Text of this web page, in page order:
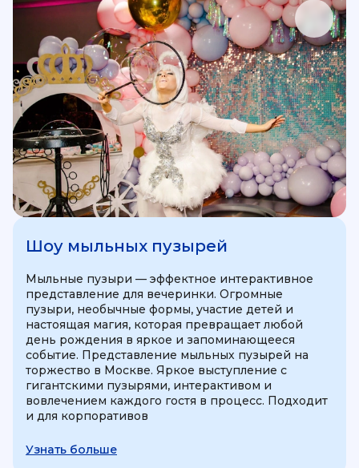
Шоу мыльных пузырей
Мыльные пузыри — эффектное интерактивное
представление для вечеринки. Огромные
пузыри, необычные формы, участие детей и
настоящая магия, которая превращает любой
день рождения в яркое и запоминающееся
событие. Представление мыльных пузырей на
торжество в Москве. Яркое выступление с
гигантскими пузырями, интерактивом и
вовлечением каждого гостя в процесс. Подходит
и для корпоративов
Узнать больше